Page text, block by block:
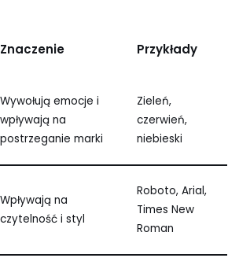
Znaczenie Przykłady
Wywołują emocje i
wpływają na
postrzeganie marki
Zieleń,
czerwień,
niebieski
Wpływają na
czytelność i styl
Roboto, Arial,
Times New
Roman